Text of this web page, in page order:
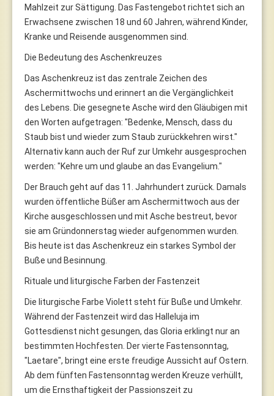
Mahlzeit zur Sättigung. Das Fastengebot richtet sich an
Erwachsene zwischen 18 und 60 Jahren, während Kinder,
Kranke und Reisende ausgenommen sind.
Die Bedeutung des Aschenkreuzes
Das Aschenkreuz ist das zentrale Zeichen des
Aschermittwochs und erinnert an die Vergänglichkeit
des Lebens. Die gesegnete Asche wird den Gläubigen mit
den Worten aufgetragen: "Bedenke, Mensch, dass du
Staub bist und wieder zum Staub zurückkehren wirst."
Alternativ kann auch der Ruf zur Umkehr ausgesprochen
werden: "Kehre um und glaube an das Evangelium."
Der Brauch geht auf das 11. Jahrhundert zurück. Damals
wurden öffentliche Büßer am Aschermittwoch aus der
Kirche ausgeschlossen und mit Asche bestreut, bevor
sie am Gründonnerstag wieder aufgenommen wurden.
Bis heute ist das Aschenkreuz ein starkes Symbol der
Buße und Besinnung.
Rituale und liturgische Farben der Fastenzeit
Die liturgische Farbe Violett steht für Buße und Umkehr.
Während der Fastenzeit wird das Halleluja im
Gottesdienst nicht gesungen, das Gloria erklingt nur an
bestimmten Hochfesten. Der vierte Fastensonntag,
"Laetare", bringt eine erste freudige Aussicht auf Ostern.
Ab dem fünften Fastensonntag werden Kreuze verhüllt,
um die Ernsthaftigkeit der Passionszeit zu